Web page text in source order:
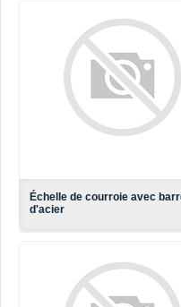
Échelle de courroie avec
d'acier